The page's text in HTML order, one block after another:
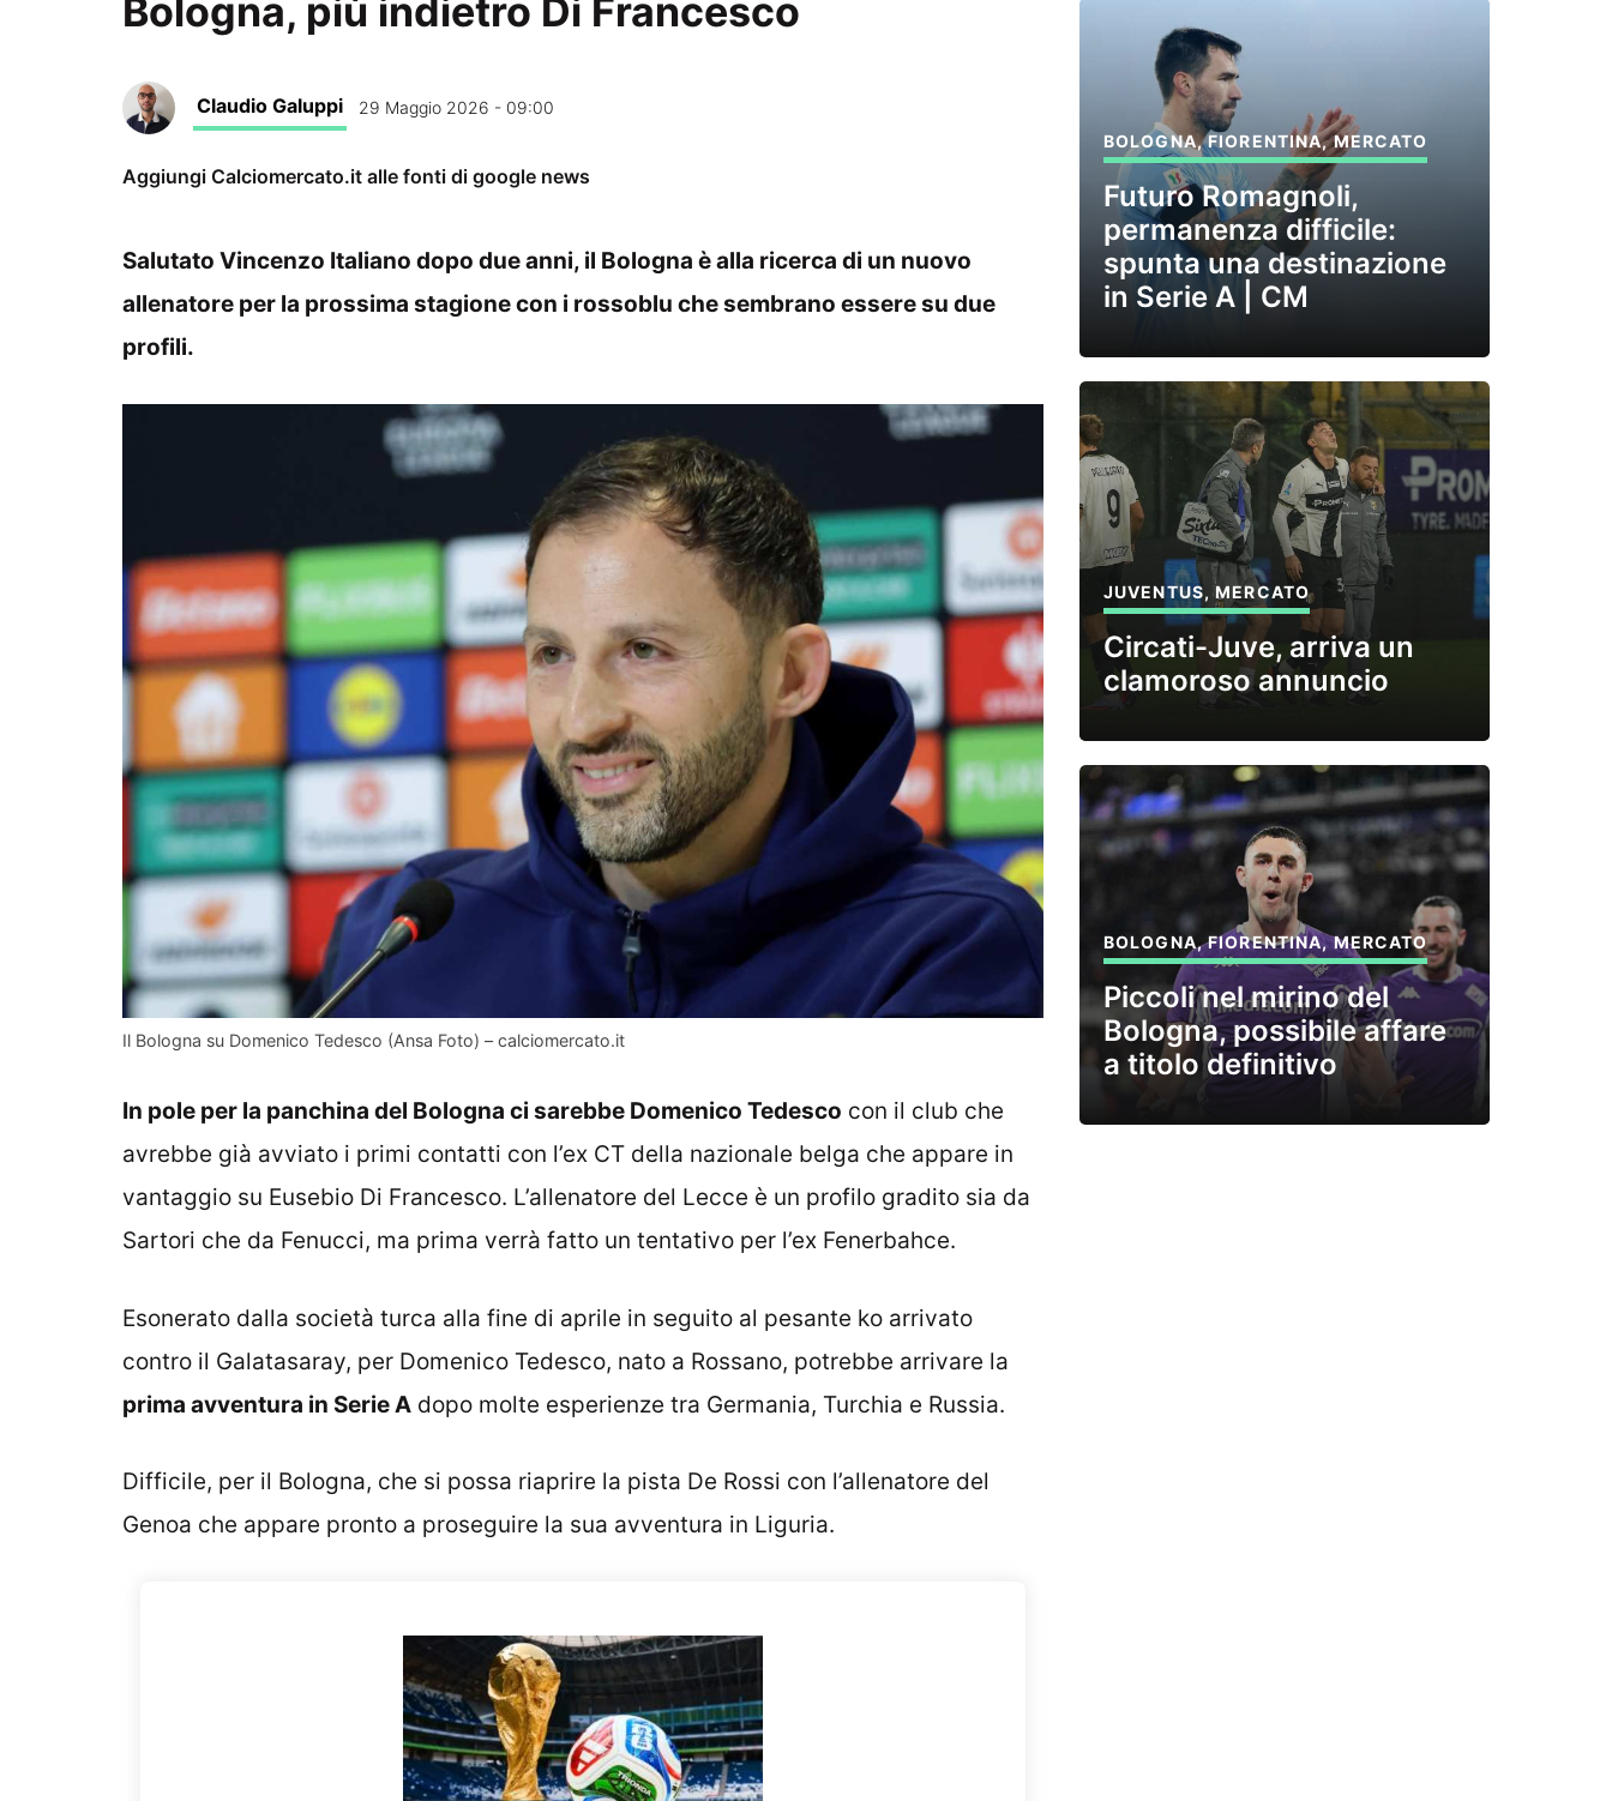
Bologna, più indietro Di Francesco
Claudio Galuppi 29 Maggio 2026 - 09:00
Aggiungi Calciomercato.it alle fonti di google news
Salutato Vincenzo Italiano dopo due anni, il Bologna è alla ricerca di un nuovo
allenatore per la prossima stagione con i rossoblu che sembrano essere su due
profili.
Il Bologna su Domenico Tedesco (Ansa Foto) – calciomercato.it
In pole per la panchina del Bologna ci sarebbe Domenico Tedesco con il club che
avrebbe già avviato i primi contatti con l’ex CT della nazionale belga che appare in
vantaggio su Eusebio Di Francesco. L’allenatore del Lecce è un profilo gradito sia da
Sartori che da Fenucci, ma prima verrà fatto un tentativo per l’ex Fenerbahce.
Esonerato dalla società turca alla fine di aprile in seguito al pesante ko arrivato
contro il Galatasaray, per Domenico Tedesco, nato a Rossano, potrebbe arrivare la
prima avventura in Serie A dopo molte esperienze tra Germania, Turchia e Russia.
Difficile, per il Bologna, che si possa riaprire la pista De Rossi con l’allenatore del
Genoa che appare pronto a proseguire la sua avventura in Liguria.
BOLOGNA,FIORENTINA,MERCATO
Futuro Romagnoli,
permanenza difficile:
spunta una destinazione
in Serie A | CM
JUVENTUS,MERCATO
Circati-Juve, arriva un
clamoroso annuncio
BOLOGNA,FIORENTINA,MERCATO
Piccoli nel mirino del
Bologna, possibile affare
a titolo definitivo